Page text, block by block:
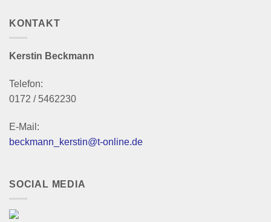
KONTAKT
Kerstin Beckmann
Telefon:
0172 / 5462230
E-Mail:
beckmann_kerstin@t-online.de
SOCIAL MEDIA